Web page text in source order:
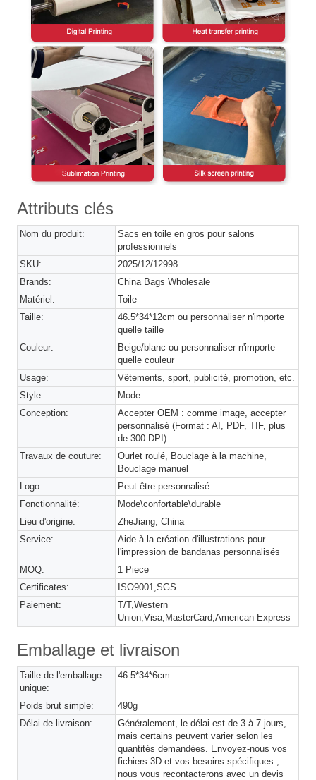
Attributs clés
Nom du produit:
Sacs en toile en gros pour salons
professionnels
SKU:
2025/12/12998
Brands:
China Bags Wholesale
Matériel:
Toile
Taille:
46.5*34*12cm ou personnaliser n'importe
quelle taille
Couleur:
Beige/blanc ou personnaliser n'importe
quelle couleur
Usage:
Vêtements, sport, publicité, promotion, etc.
Style:
Mode
Conception:
Accepter OEM : comme image, accepter
personnalisé (Format : AI, PDF, TIF, plus
de 300 DPI)
Travaux de couture:
Ourlet roulé, Bouclage à la machine,
Bouclage manuel
Logo:
Peut être personnalisé
Fonctionnalité:
Mode\confortable\durable
Lieu d'origine:
ZheJiang, China
Service:
Aide à la création d'illustrations pour
l'impression de bandanas personnalisés
MOQ:
1 Piece
Certificates:
ISO9001,SGS
Paiement:
T/T,Western
Union,Visa,MasterCard,American Express
Emballage et livraison
Taille de l'emballage
unique:
46.5*34*6cm
Poids brut simple:
490g
Délai de livraison:
Généralement, le délai est de 3 à 7 jours,
mais certains peuvent varier selon les
quantités demandées. Envoyez-nous vos
fichiers 3D et vos besoins spécifiques ;
nous vous recontacterons avec un devis